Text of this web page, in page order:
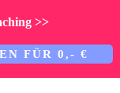
>>
FÜR 0,- €